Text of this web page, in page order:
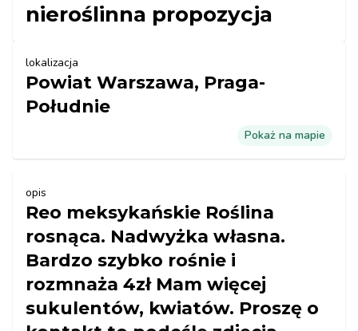
nieroślinna propozycja
lokalizacja
Powiat Warszawa, Praga-
Południe
Pokaż na mapie
opis
Reo meksykańskie Roślina
rosnąca. Nadwyżka własna.
Bardzo szybko rośnie i
rozmnaża 4zł Mam więcej
sukulentów, kwiatów. Proszę o